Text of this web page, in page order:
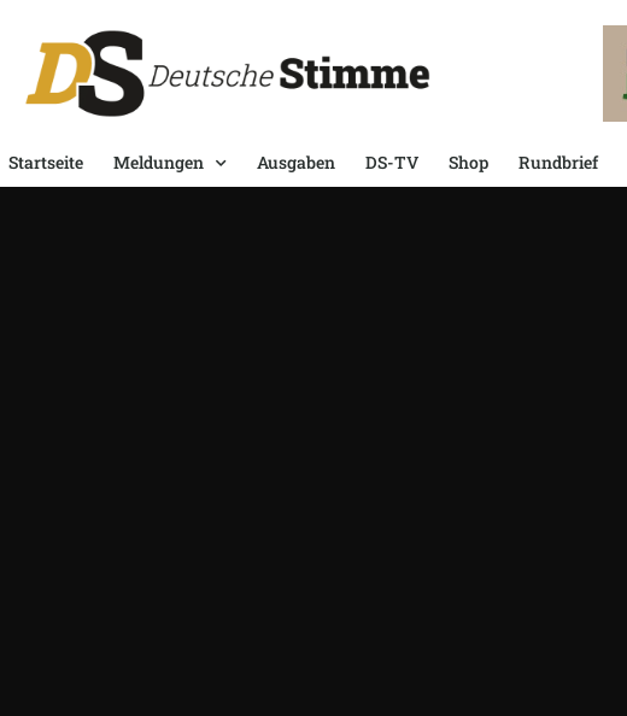
Startseite Meldungen Ausgaben DS-TV Shop Rundbrief